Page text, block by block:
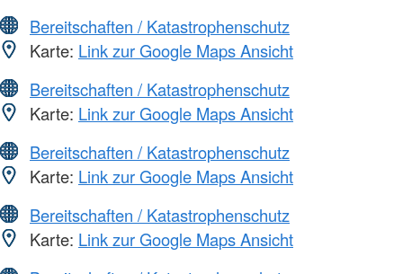
Bereitschaften / Katastrophenschutz
Karte: Link zur Google Maps Ansicht
Bereitschaften / Katastrophenschutz
Karte: Link zur Google Maps Ansicht
Bereitschaften / Katastrophenschutz
Karte: Link zur Google Maps Ansicht
Bereitschaften / Katastrophenschutz
Karte: Link zur Google Maps Ansicht